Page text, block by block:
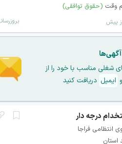
وقت (حقوق توافقی)
شغلی مناسب با خود را از
و ایمیل دریافت کنید
درجه دار
انتظامی فراجا
استان